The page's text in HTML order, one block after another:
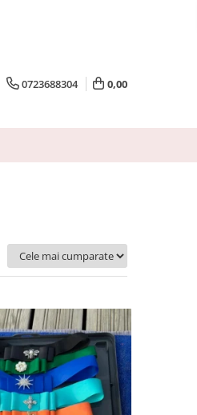
0723688304 0,00